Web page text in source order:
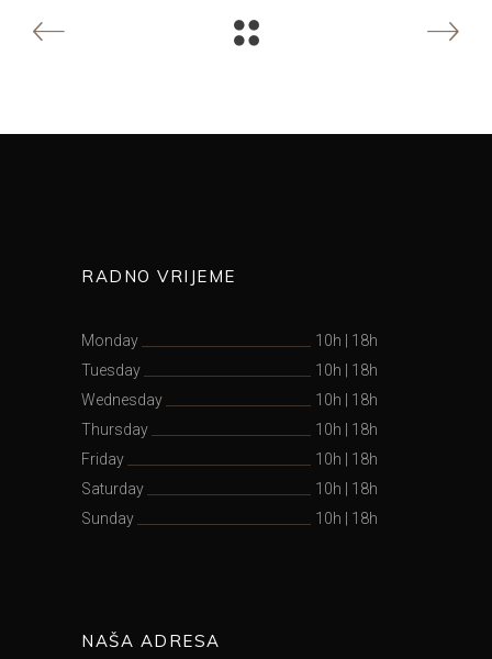
RADNO VRIJEME
Monday 10h
18h
Tuesday
10h
18h
Wednesday
10h
18h
Thursday
10h
18h
Friday
10h
18h
Saturday
10h
18h
Sunday
10h 18h
NAŠA ADRESA